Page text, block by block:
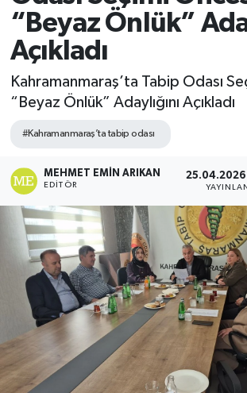
“Beyaz Önlük”
Açıkladı
Kahramanmaraş’ta Tabip Odası
“Beyaz Önlük” Adaylığını Açıkladı
#Kahramanmaraş’ta tabip odası
MEHMET EMIN ARIKAN
EDITÖR
25.04.2026
Haber Arşivi